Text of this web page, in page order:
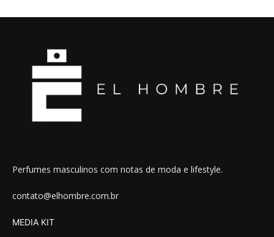
Perfumes masculinos com notas de moda e lifestyle.
contato@elhombre.com.br
MEDIA KIT